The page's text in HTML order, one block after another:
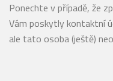
Ponechte v případě, že
Vám poskytly kontaktní
ale tato osoba (ještě)